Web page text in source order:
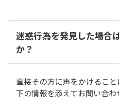
迷惑行為を発見した場合
か？
直接その方に声をかけるこ
下の情報を添えてお問い合わ